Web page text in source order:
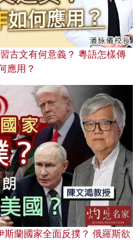
古文有何意義？ 粵語怎樣傳
應用？
蘭國家全面反撲？ 俄羅斯欲